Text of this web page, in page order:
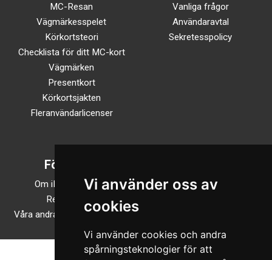
Vi använder oss av
cookies
Vi använder cookies och andra
spårningsteknologier för att
MC-Resan
Vägmärkesspelet
Körkortsteori
Checklista för ditt MC-kort
Vägmärken
Presentkort
Körkortsjakten
Fleranvändarlicenser
Vanliga frågor
Användaravtal
Sekretesspolicy
Företaget
Om iKörkortMC.se
Recensioner
Våra andra onlineutbildningar
TikTok